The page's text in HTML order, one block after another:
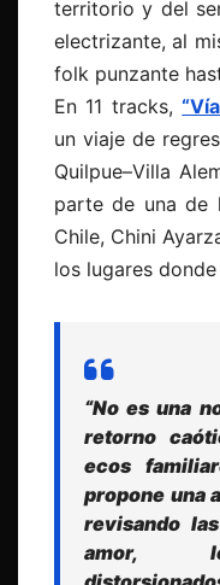
territorio y del
electrizante, al
folk punzante
En 11 tracks,
un viaje de
Quilpue–Villa
parte de una de
Chile, Chini
los lugares
“No es una
retorno
ecos
propone una
revisando
amor,